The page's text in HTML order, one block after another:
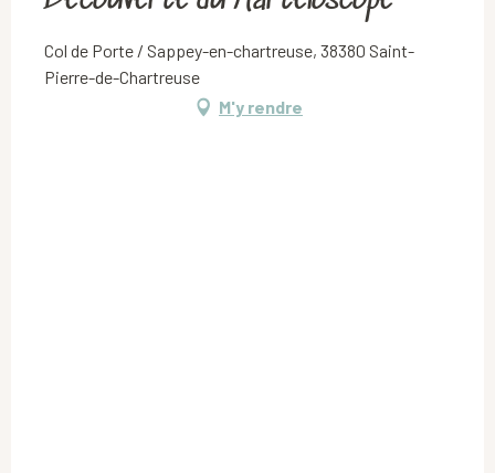
Col de Porte / Sappey-en-chartreuse, 38380 Saint-
Pierre-de-Chartreuse
M'y rendre